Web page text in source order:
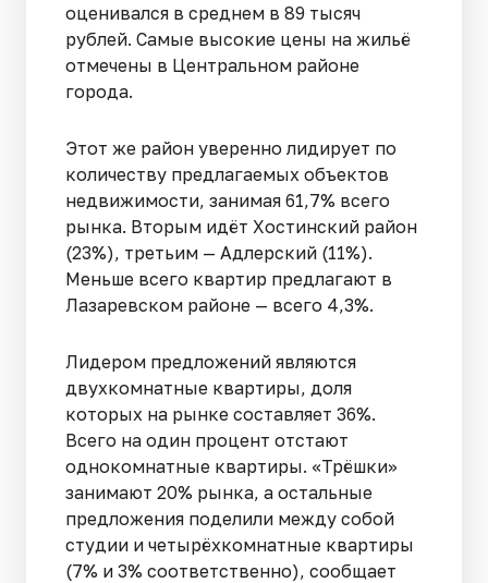
оценивался в среднем в 89 тысяч
рублей. Самые высокие цены на жильё
отмечены в Центральном районе
города.
Этот же район уверенно лидирует по
количеству предлагаемых объектов
недвижимости, занимая 61,7% всего
рынка. Вторым идёт Хостинский район
(23%), третьим — Адлерский (11%).
Меньше всего квартир предлагают в
Лазаревском районе — всего 4,3%.
Лидером предложений являются
двухкомнатные квартиры, доля
которых на рынке составляет 36%.
Всего на один процент отстают
однокомнатные квартиры. «Трёшки»
занимают 20% рынка, а остальные
предложения поделили между собой
студии и четырёхкомнатные квартиры
(7% и 3% соответственно), сообщает